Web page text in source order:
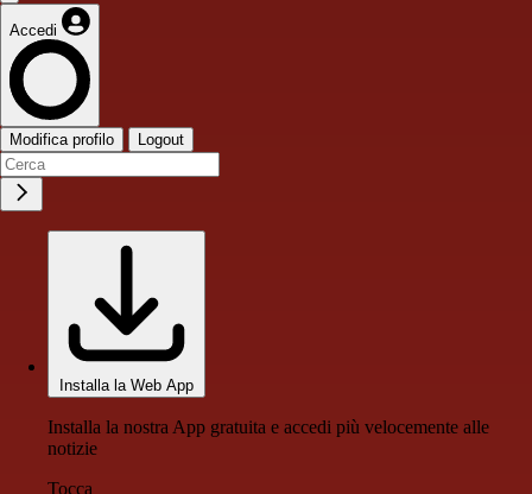
Accedi
Modifica profilo Logout
Installa la Web App
Installa la nostra App gratuita e accedi più velocemente alle
notizie
Tocca